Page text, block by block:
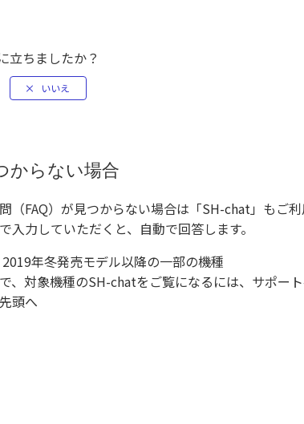
立ちましたか？
からない場合
（FAQ）が見つからない場合は「SH-chat」もご
入力していただくと、自動で回答します。
年冬発売モデル以降の一部の機種
、対象機種のSH-chatをご覧になるには、サポー
頭へ